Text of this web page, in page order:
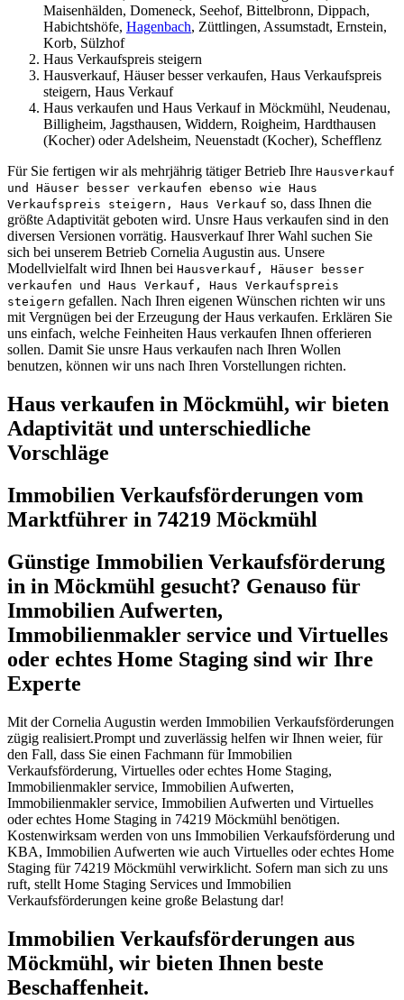
Maisenhälden, Domeneck, Seehof, Bittelbronn, Dippach,
Habichtshöfe, Hagenbach, Züttlingen, Assumstadt, Ernstein,
Korb, Sülzhof
Haus Verkaufspreis steigern
Hausverkauf, Häuser besser verkaufen, Haus Verkaufspreis
steigern, Haus Verkauf
Haus verkaufen und Haus Verkauf in Möckmühl, Neudenau,
Billigheim, Jagsthausen, Widdern, Roigheim, Hardthausen
(Kocher) oder Adelsheim, Neuenstadt (Kocher), Schefflenz
Für Sie fertigen wir als mehrjährig tätiger Betrieb Ihre Hausverkauf
und Häuser besser verkaufen ebenso wie Haus
Verkaufspreis steigern, Haus Verkauf so, dass Ihnen die
größte Adaptivität geboten wird. Unsre Haus verkaufen sind in den
diversen Versionen vorrätig. Hausverkauf Ihrer Wahl suchen Sie
sich bei unserem Betrieb Cornelia Augustin aus. Unsere
Modellvielfalt wird Ihnen bei Hausverkauf, Häuser besser
verkaufen und Haus Verkauf, Haus Verkaufspreis
steigern gefallen. Nach Ihren eigenen Wünschen richten wir uns
mit Vergnügen bei der Erzeugung der Haus verkaufen. Erklären Sie
uns einfach, welche Feinheiten Haus verkaufen Ihnen offerieren
sollen. Damit Sie unsre Haus verkaufen nach Ihren Wollen
benutzen, können wir uns nach Ihren Vorstellungen richten.
Haus verkaufen in Möckmühl, wir bieten
Adaptivität und unterschiedliche
Vorschläge
Immobilien Verkaufsförderungen vom
Marktführer in 74219 Möckmühl
Günstige Immobilien Verkaufsförderung
in in Möckmühl gesucht? Genauso für
Immobilien Aufwerten,
Immobilienmakler service und Virtuelles
oder echtes Home Staging sind wir Ihre
Experte
Mit der Cornelia Augustin werden Immobilien Verkaufsförderungen
zügig realisiert.Prompt und zuverlässig helfen wir Ihnen weier, für
den Fall, dass Sie einen Fachmann für Immobilien
Verkaufsförderung, Virtuelles oder echtes Home Staging,
Immobilienmakler service, Immobilien Aufwerten,
Immobilienmakler service, Immobilien Aufwerten und Virtuelles
oder echtes Home Staging in 74219 Möckmühl benötigen.
Kostenwirksam werden von uns Immobilien Verkaufsförderung und
KBA, Immobilien Aufwerten wie auch Virtuelles oder echtes Home
Staging für 74219 Möckmühl verwirklicht. Sofern man sich zu uns
ruft, stellt Home Staging Services und Immobilien
Verkaufsförderungen keine große Belastung dar!
Immobilien Verkaufsförderungen aus
Möckmühl, wir bieten Ihnen beste
Beschaffenheit.